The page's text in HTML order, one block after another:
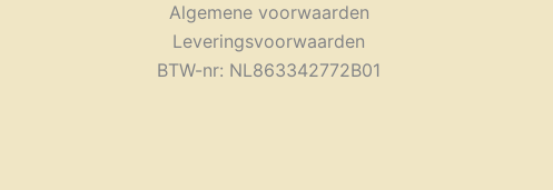
Algemene voorwaarden
Leveringsvoorwaarden
BTW-nr: NL863342772B01